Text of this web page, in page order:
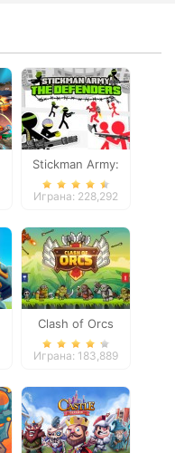
Stickman Army:
The Defenders
Играна: 228,292
Clash of Orcs
Играна: 183,889